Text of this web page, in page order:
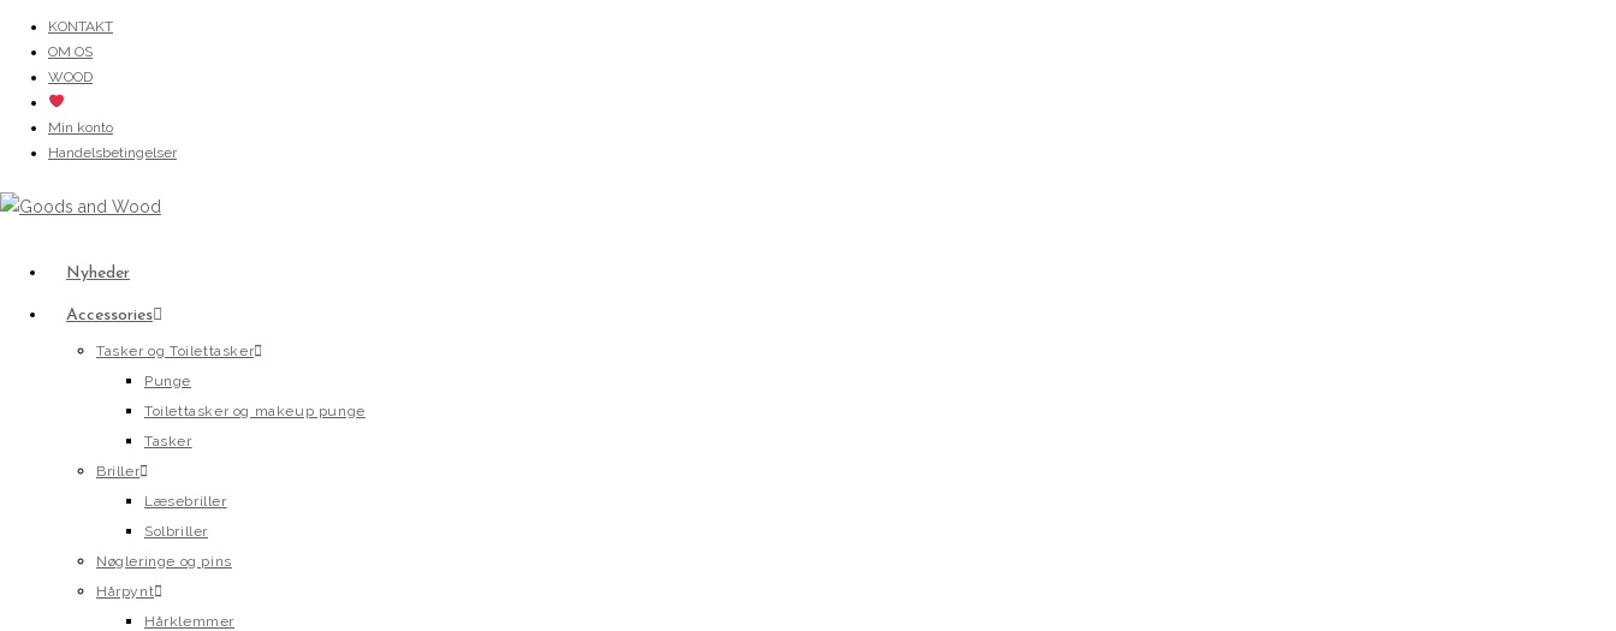
content
KONTAKT
OM OS
WOOD
Min konto
Handelsbetingelser
Nyheder
Accessories
Tasker og Toilettasker
Punge
Toilettasker og makeup punge
Tasker
Briller
Læsebriller
Solbriller
Nøgleringe og pins
Hårpynt
Hårklemmer